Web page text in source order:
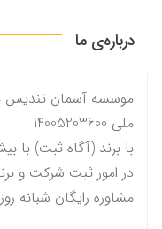
درباره‌ی ما
ملی 14005203600
با برند (آگاه ثبت) با
در امور ثبت شرکت و
مشاوره رایگان شبانه روزی: